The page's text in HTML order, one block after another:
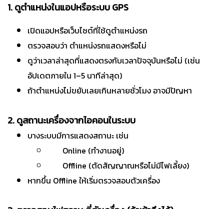
1. ดูตำแหน่งในแอปหรือระบบ GPS
เปิดแอปหรือเว็บไซต์ที่ใช้ดูตำแหน่งรถ
ตรวจสอบว่า ตำแหน่งรถแสดงหรือไม่
ดูว่าเวลาล่าสุดที่แสดงตรงกับเวลาปัจจุบันหรือไม่ (เช่น
อัปเดตภายใน 1–5 นาทีล่าสุด)
ถ้าตำแหน่งไม่ขยับเลยเกินหลายชั่วโมง อาจมีปัญหา
2. ดูสถานะเครื่องจากไอคอนในระบบ
บางระบบมีการแสดงสถานะ เช่น
Online (ทำงานอยู่)
Offline (ตัดสัญญาณหรือไม่มีไฟเลี้ยง)
หากขึ้น Offline ให้เริ่มตรวจสอบตัวเครื่อง